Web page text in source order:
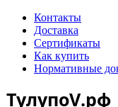
Контакты
Доставка
Сертификаты
Как купить
Нормативные
ТулупоV.рф